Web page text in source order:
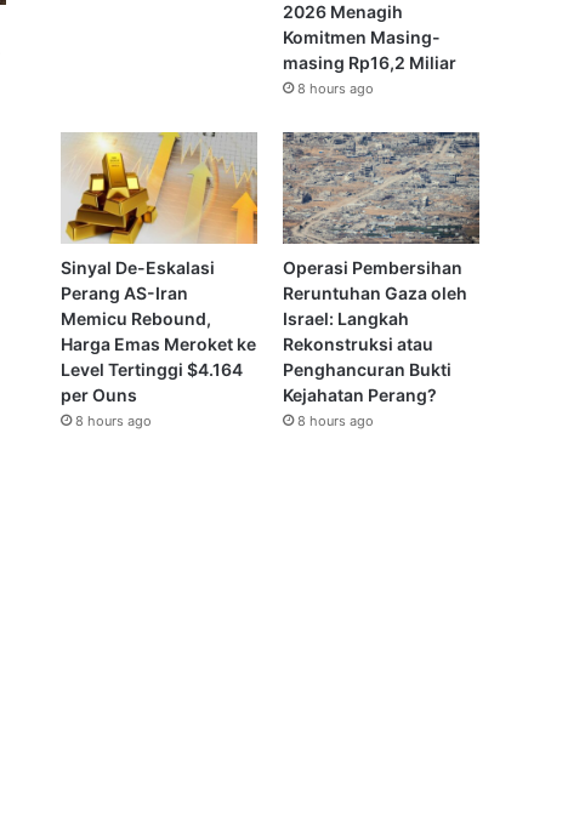
2026 Menagih
Komitmen Masing-
masing Rp16,2 Miliar
8 hours ago
Sinyal De-Eskalasi
Perang AS-Iran
Memicu Rebound,
Harga Emas Meroket ke
Level Tertinggi $4.164
per Ouns
8 hours ago
Operasi Pembersihan
Reruntuhan Gaza oleh
Israel: Langkah
Rekonstruksi atau
Penghancuran Bukti
Kejahatan Perang?
8 hours ago